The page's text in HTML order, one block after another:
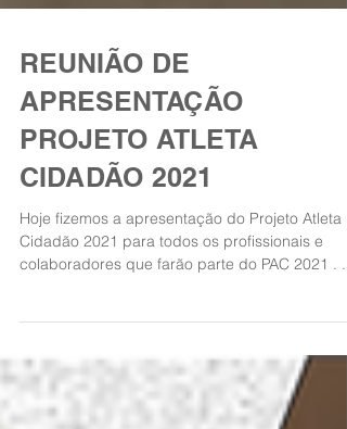
REUNIÃO DE
APRESENTAÇÃO
PROJETO ATLETA
CIDADÃO 2021
Cidadão 2021 para todos os profissionais e
colaboradores que farão parte do PAC 2021 . ...